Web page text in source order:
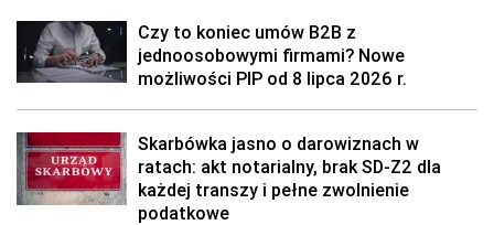
Czy to koniec umów B2B z
jednoosobowymi firmami? Nowe
możliwości PIP od 8 lipca 2026 r.
Skarbówka jasno o darowiznach w
ratach: akt notarialny, brak SD-Z2 dla
każdej transzy i pełne zwolnienie
podatkowe